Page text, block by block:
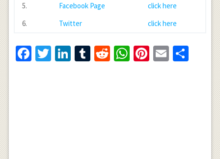
5.
Facebook Page
click here
6.
Twitter click here
Facebook
Twitter
LinkedIn
Tumblr
RedditWhatsApp
Pinterest
Email